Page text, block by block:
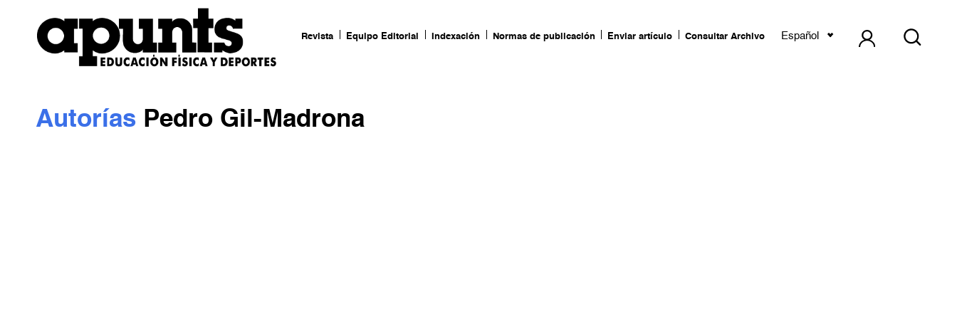
Revista Equipo Editorial Indexación Normas de publicación Enviar artículo Consultar Archivo Español
Autorías Pedro Gil-Madrona